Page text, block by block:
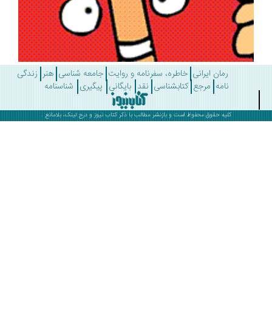
رمان ایرانی خاطره، سفرنامه و روایت جامعه شناسی هنر زندگی
مرجع کتابشناسی نقد بایگانی پیگیری شناسنامه
کلیه حقوق محفوظ است و بازنشر مطالب با ذکرکتاب نیوز و درج لینک، بلامانع .